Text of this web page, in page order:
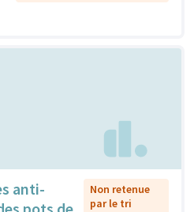
anti-
Non retenue
par le tri